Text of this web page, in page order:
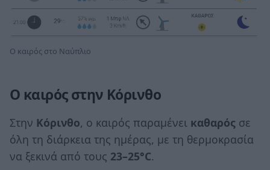
Ο καιρός στο Ναύπλιο
Ο καιρός στην Κόρινθο
Στην Κόρινθο, ο καιρός παραμένει καθαρός σε
όλη τη διάρκεια της ημέρας, με τη θερμοκρασία
να ξεκινά από τους 23–25°C.